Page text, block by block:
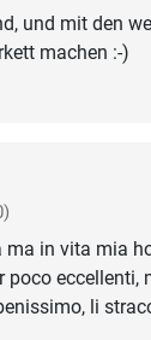
und mit den
machen :-)
in vita mia
eccellenti,
li